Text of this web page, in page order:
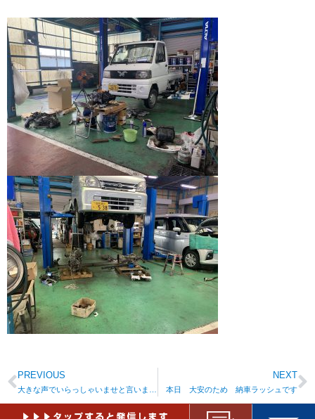
PREVIOUS NEXT
本日 大安のため 納車ラッシュです